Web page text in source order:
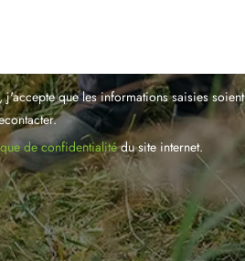
j'accepte que les informations saisies soient
de confidentialitédu site internet.